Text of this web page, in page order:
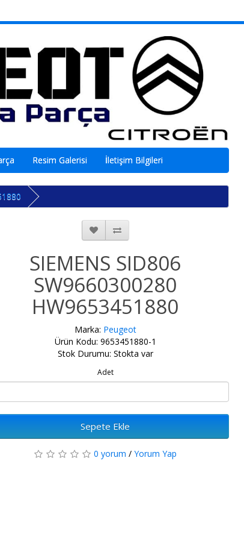
Resim Galerisi İletişim Bilgileri
SIEMENS SID806
SW9660300280
HW9653451880
Marka: Peugeot
Ürün Kodu: 9653451880-1
Stok Durumu: Stokta var
Adet
Sepete Ekle
0 yorum /Yorum Yap